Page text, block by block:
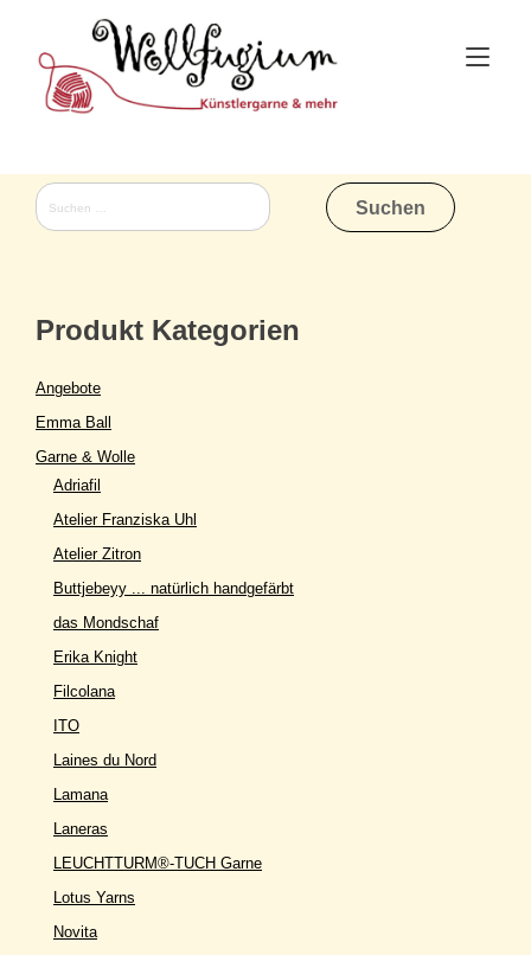
content
Suchen
nach:
Produkt Kategorien
Angebote
Emma Ball
Garne & Wolle
Adriafil
Atelier Franziska Uhl
Atelier Zitron
Buttjebeyy ... natürlich handgefärbt
das Mondschaf
Erika Knight
Filcolana
ITO
Laines du Nord
Lamana
Laneras
LEUCHTTURM®-TUCH Garne
Lotus Yarns
Novita